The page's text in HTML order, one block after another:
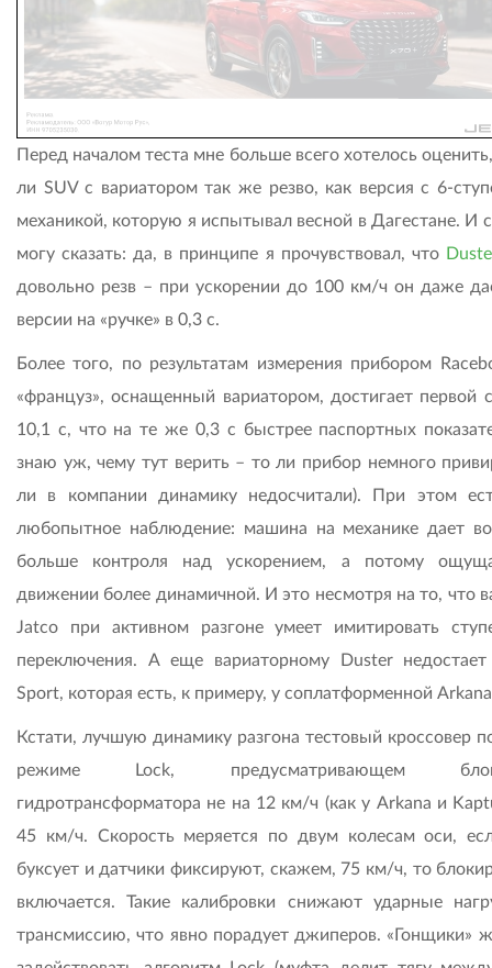
Перед началом теста мне больше всего хотелось
ли SUV c вариатором так же резво, как версия с 6-
механикой, которую я испытывал весной в Дагестане. И
могу сказать: да, в принципе я прочувствовал, что
довольно резв – при ускорении до 100 км/ч он даже
версии на «ручке» в 0,3 с.
Более того, по результатам измерения прибором
«француз», оснащенный вариатором, достигает первой
10,1 с, что на те же 0,3 с быстрее паспортных
знаю уж, чему тут верить – то ли прибор немного
ли в компании динамику недосчитали). При этом
любопытное наблюдение: машина на механике дает
больше контроля над ускорением, а потому
движении более динамичной. И это несмотря на то, что
Jatco при активном разгоне умеет имитировать
переключения. А еще вариаторному Duster недостает
Sport, которая есть, к примеру, у соплатформенной
Кстати, лучшую динамику разгона тестовый кроссовер
режиме Lock, предусматривающем
гидротрансформатора не на 12 км/ч (как у Arkana и
45 км/ч. Скорость меряется по двум колесам оси,
буксует и датчики фиксируют, скажем, 75 км/ч, то
включается. Такие калибровки снижают ударные
трансмиссию, что явно порадует джиперов. «Гонщики»